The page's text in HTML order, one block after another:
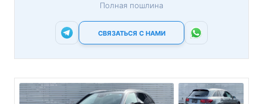
Полная пошлина
СВЯЗАТЬСЯ С НАМИ